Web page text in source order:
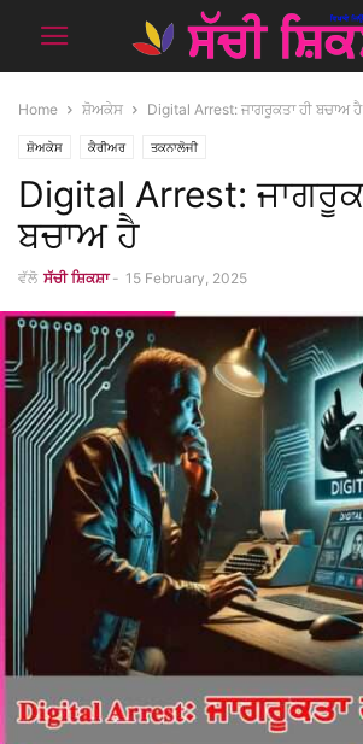
Home ਸ਼ੋਅਕੇਸ Digital Arrest: ਜਾਗਰੂਕਤਾ ਹੀ ਬਚਾਅ ਹੈ
ਸ਼ੋਅਕੇਸ ਕੈਰੀਅਰ ਤਕਨਾਲੋਜੀ
Digital Arrest:
ਬਚਾਅ ਹੈ
ਵੱਲੋ ਸੱਚੀ ਸ਼ਿਕਸ਼ਾ - 15 February, 2025